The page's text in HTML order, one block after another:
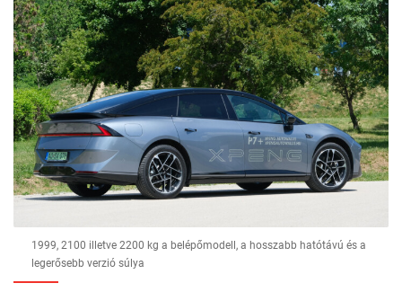
1999, 2100 illetve 2200 kg a belépőmodell, a hosszabb hatótávú és a
legerősebb verzió súlya